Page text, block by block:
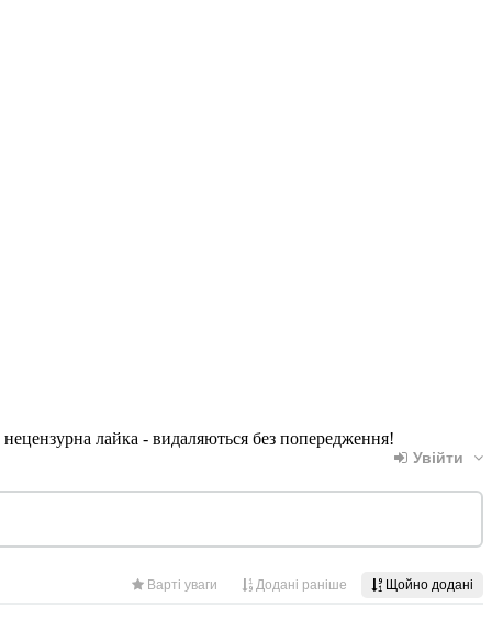
лайка - видаляються без попередження!